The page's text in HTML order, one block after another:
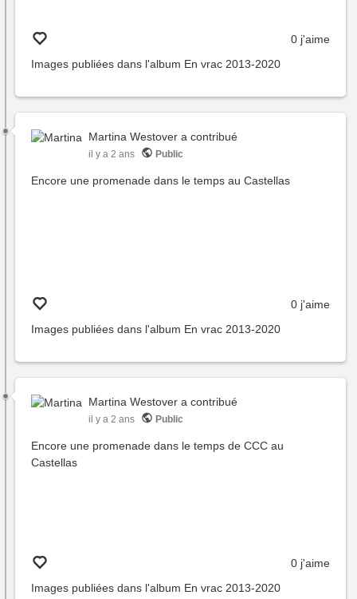
0 j'aime
Images publiées dans l'album En vrac 2013-2020
Martina Westover a contribué
il y a 2 ans Public
Encore une promenade dans le temps au Castellas
0 j'aime
Images publiées dans l'album En vrac 2013-2020
Martina Westover a contribué
il y a 2 ans Public
Encore une promenade dans le temps de CCC au
Castellas
0 j'aime
Images publiées dans l'album En vrac 2013-2020